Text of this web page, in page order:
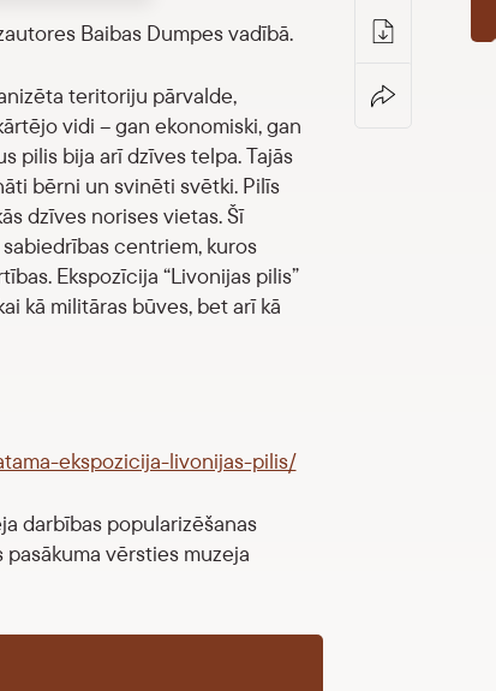
Baibas Dumpes vadībā.
teritoriju pārvalde,
vidi – gan ekonomiski, gan
pilis bija arī dzīves telpa. Tajās
bērni un svinēti svētki. Pilīs
dzīves norises vietas. Šī
centriem, kuros
Ekspozīcija “Livonijas pilis”
kā militāras būves, bet arī kā
ekspozicija-livonijas-pilis/
darbības popularizēšanas
vērsties muzeja